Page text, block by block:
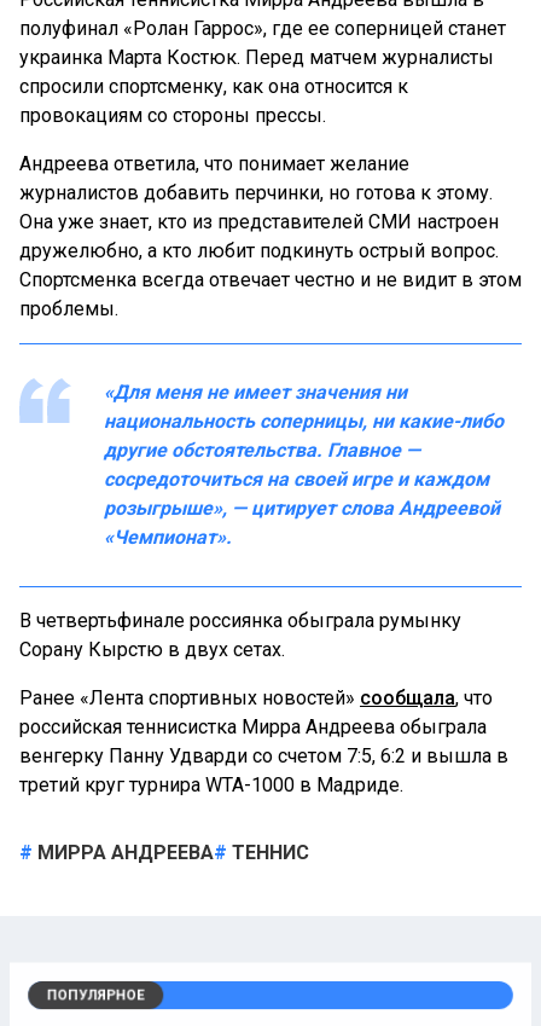
полуфинал «Ролан Гаррос», где ее соперницей станет
украинка Марта Костюк. Перед матчем журналисты
спросили спортсменку, как она относится к
провокациям со стороны прессы.
Андреева ответила, что понимает желание
журналистов добавить перчинки, но готова к этому.
Она уже знает, кто из представителей СМИ настроен
дружелюбно, а кто любит подкинуть острый вопрос.
Спортсменка всегда отвечает честно и не видит в этом
проблемы.
«Для меня не имеет значения ни
национальность соперницы, ни какие-либо
другие обстоятельства. Главное —
сосредоточиться на своей игре и каждом
розыгрыше», — цитирует слова Андреевой
«Чемпионат».
В четвертьфинале россиянка обыграла румынку
Сорану Кырстю в двух сетах.
Ранее «Лента спортивных новостей» сообщала, что
российская теннисистка Мирра Андреева обыграла
венгерку Панну Удварди со счетом 7:5, 6:2 и вышла в
третий круг турнира WTA-1000 в Мадриде.
МИРРА АНДРЕЕВА ТЕННИС
Автор:Илья Федоров 1 июня 2026 |16:06